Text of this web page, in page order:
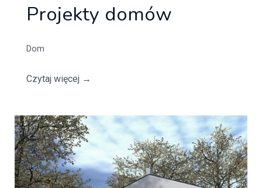
Projekty domów
Dom
Czytaj więcej →